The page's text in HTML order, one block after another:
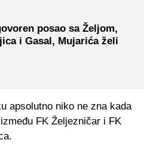
posao sa Željom,
i Gasal, Mujarića želi
apsolutno niko ne zna kada
FK Željezničar i FK